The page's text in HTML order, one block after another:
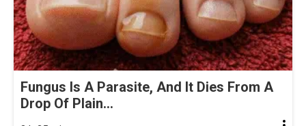
Fungus Is A Parasite, And It Dies From A
Drop Of Plain...